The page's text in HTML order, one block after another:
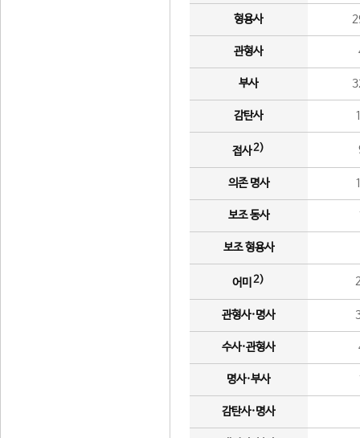
형용사
관형사
부사
감탄사
접사2)
의존 명사
보조 동사
보조 형용사
어미 2)
관형사·명사
수사·관형사
명사·부사
감탄사·명사